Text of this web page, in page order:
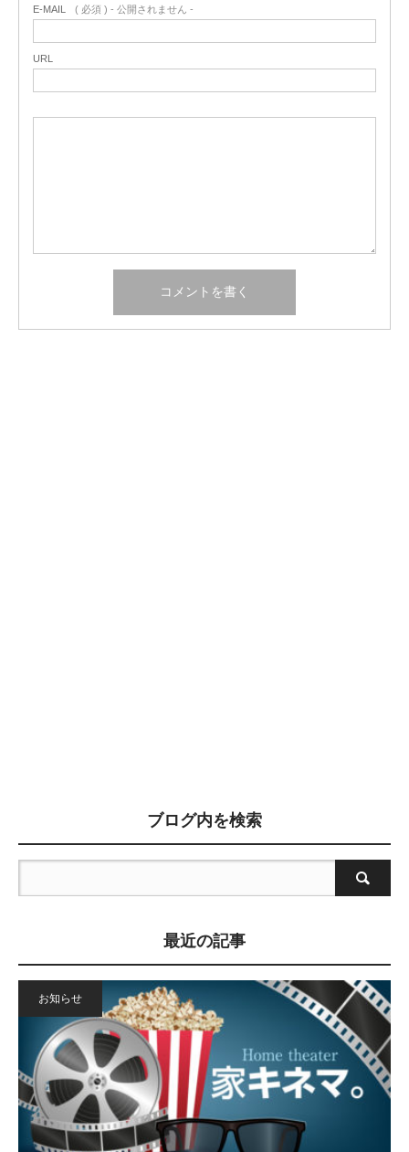
E-MAIL ( 必須 ) - 公開されません -
URL
ブログ内を検索
最近の記事
お知らせ